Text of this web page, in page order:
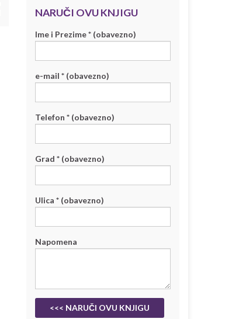
NARUČI OVU KNJIGU
Ime i Prezime * (obavezno)
e-mail * (obavezno)
Telefon * (obavezno)
Grad * (obavezno)
Ulica * (obavezno)
Napomena